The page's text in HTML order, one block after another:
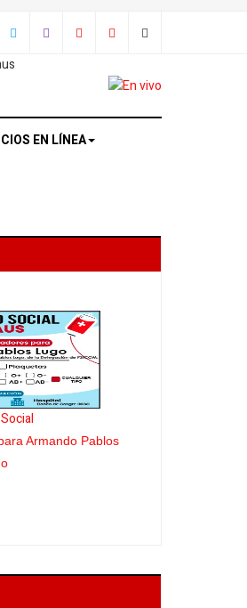
EN LÍNEA
Armando Pablos